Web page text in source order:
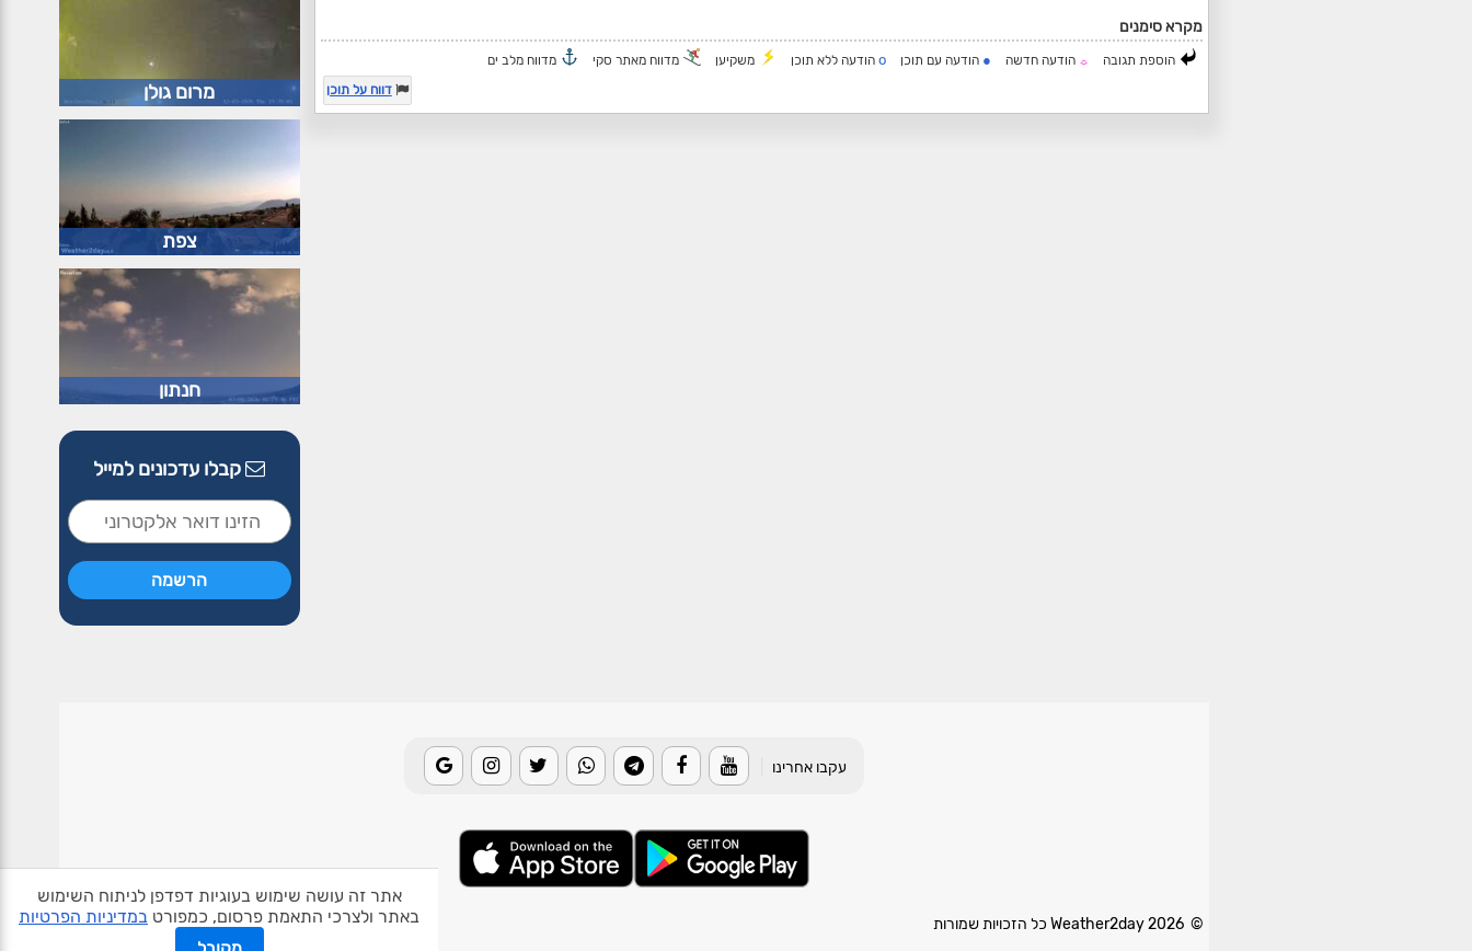
אתר זה עושה שימוש בעוגיות דפדפן לניתוח השימוש
באתר ולצרכי התאמת פרסום, כמפורט במדיניות הפרטיות
מקרא סימנים
הוספת תגובה ☼ הודעה חדשה ● הודעה עם תוכן o הודעה ללא תוכן משקיען מדווח מאתר סקי
מדווח מלב ים
דווח על תוכן
מרום גולן
צפת
חנתון
קבלו עדכונים למייל
עקבו אחרינו
© 2026 Weather2day כל הזכויות שמורות אודות האתר פרטיות תנאי שימוש צור קשר בעלי אתרים